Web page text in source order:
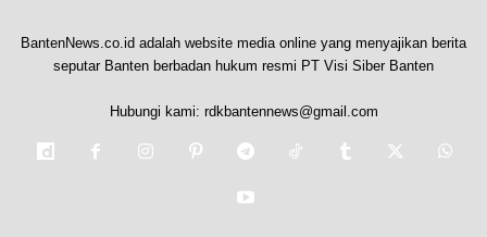
BantenNews.co.id adalah website media online yang menyajikan berita
seputar Banten berbadan hukum resmi PT Visi Siber Banten
Hubungi kami: rdkbantennews@gmail.com